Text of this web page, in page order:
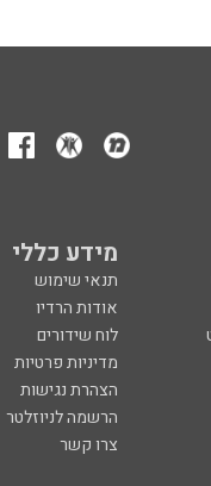
מידע כללי
תנאי שימוש
אודות הרדיו
לוח שידורים
מדיניות פרטיות
הצהרת נגישות
הרשמה לניוזלטר
צרו קשר